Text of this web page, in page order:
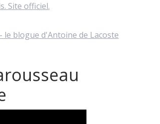
Site officiel.
le blogue d'Antoine de Lacoste